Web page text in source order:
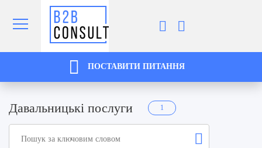
ПОСТАВИТИ ПИТАННЯ
Давальницькі послуги 1